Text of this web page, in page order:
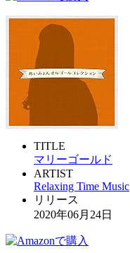
TITLE
マリーゴールド
ARTIST
Relaxing Time Music
リリース
2020年06月24日